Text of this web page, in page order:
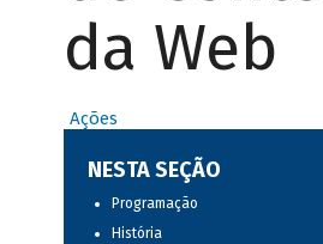
da Web
Ações
NESTA SEÇÃO
Programação
História